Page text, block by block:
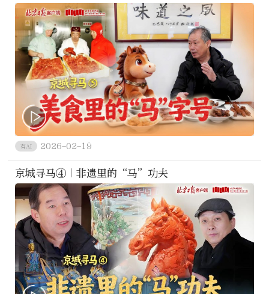
有AI 2026-02-19
京城寻马④｜非遗里的“马”功夫